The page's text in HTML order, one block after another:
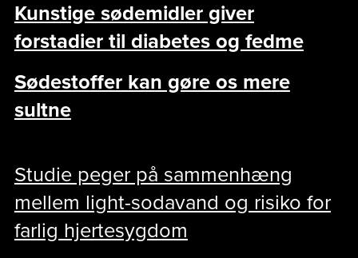
Kunstige sødemidler giver
forstadier til diabetes og fedme
Sødestoffer kan gøre os mere
sultne
Studie peger på sammenhæng
mellem light-sodavand og risiko for
farlig hjertesygdom